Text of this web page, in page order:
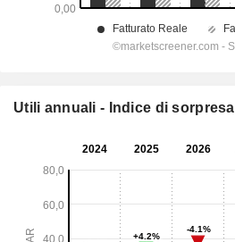
Utili annuali - Indice di sorpresa